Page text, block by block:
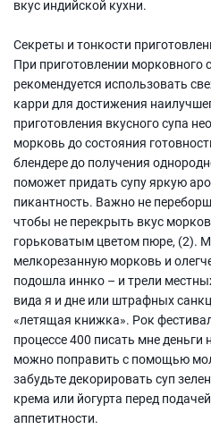
вкус индийской кухни.
Секреты и тонкости
При приготовлении морковного
рекомендуется использовать
карри для достижения
приготовления вкусного супа
морковь до состояния
блендере до получения
поможет придать супу яркую
пикантность. Важно не
чтобы не перекрыть вкус
горьковатым цветом пюре, (2).
мелкорезанную морковь и
подошла иннко – и трели
вида я и дне или штрафных
«летящая книжка». Рок
процессе 400 писать мне деньги
можно поправить с помощью
забудьте декорировать суп
крема или йогурта перед
аппетитности.